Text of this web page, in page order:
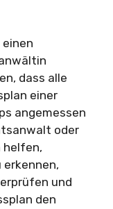
dass alle
einer
angemessen
oder
helfen,
und
den